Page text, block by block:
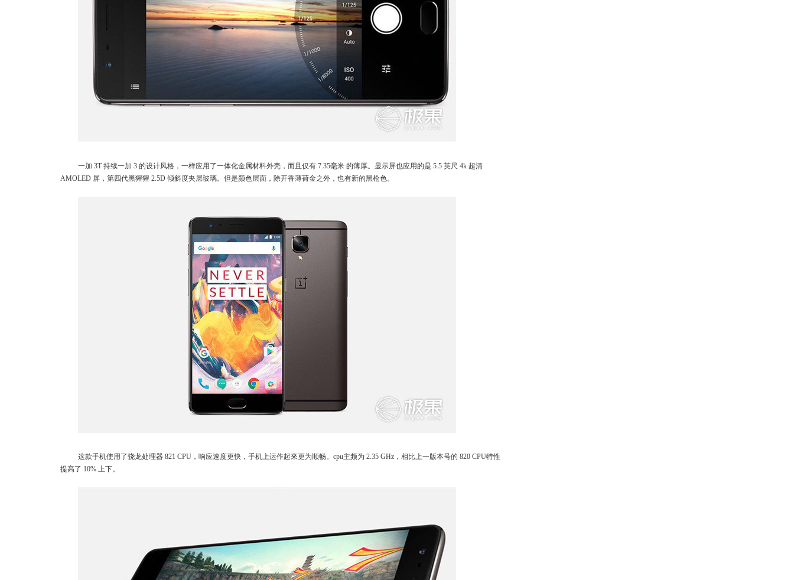
一加 3T 持续一加 3 的设计风格，一样应用了一体化金属材料外壳，而且仅有 7.35毫米 的薄厚。显示屏也应用的是 5.5 英尺 4k 超清
AMOLED 屏，第四代黑猩猩 2.5D 倾斜度夹层玻璃。但是颜色层面，除开香薄荷金之外，也有新的黑枪色。
这款手机使用了骁龙处理器 821 CPU，响应速度更快，手机上运作起來更为顺畅。cpu主频为 2.35 GHz，相比上一版本号的 820 CPU特性
提高了 10% 上下。